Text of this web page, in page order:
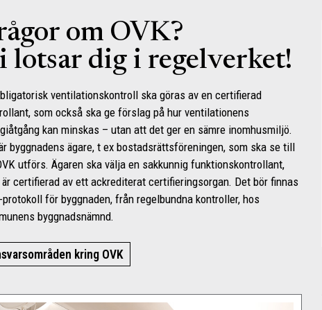
om OVK?
lotsar dig i regelverket!
ventilationskontroll ska göras av en certifierad
som också ska ge förslag på hur ventilationens
kan minskas – utan att det ger en sämre inomhusmiljö.
byggnadens ägare, t ex bostadsrättsföreningen, som ska se till
utförs. Ägaren ska välja en sakkunnig funktionskontrollant,
är certifierad av ett ackrediterat certifieringsorgan. Det bör finnas
protokoll för byggnaden, från regelbundna kontroller, hos
byggnadsnämnd.
kring OVK